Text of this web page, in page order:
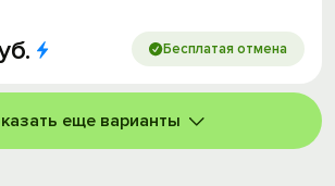
Бесплатая отмена
еще варианты